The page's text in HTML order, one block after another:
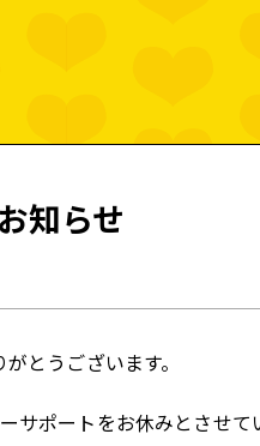
FC
知らせ
とうございます。
サポートをお休みとさせて